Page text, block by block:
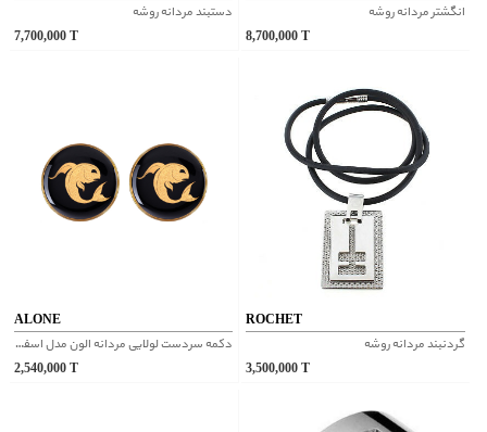
دستبند مردانه روشه
7,700,000
انگشتر مردانه روشه
8,700,000
ALONE
دکمه سردست لولایی مردانه الون مدل اسفند شماره 2
2,540,000
ROCHET
گردنبند مردانه روشه
3,500,000